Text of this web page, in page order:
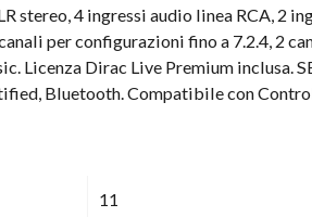
stereo, 4 ingressi audio linea RCA,
per configurazioni fino a 7.2.4, 2
Dirac Live Premium inclusa.
Bluetooth. Compatibile con
11